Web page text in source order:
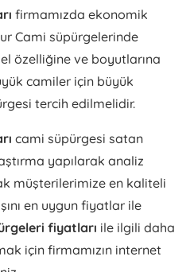
firmamızda ekonomik
Cami süpürgelerinde
özelliğine ve boyutlarına
camiler için büyük
tercih edilmelidir.
cami süpürgesi satan
yapılarak analiz
müşterilerimize en kaliteli
en uygun fiyatlar ile
fiyatları ile ilgili daha
için firmamızın internet